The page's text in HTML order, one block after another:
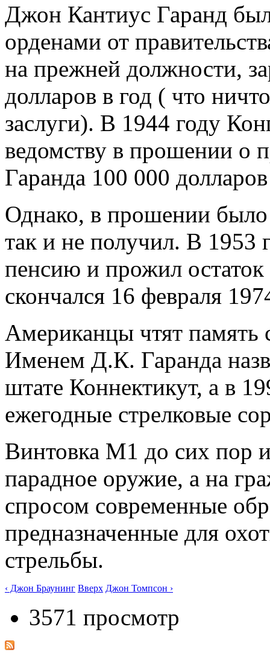
Джон Кантиус Гаранд
орденами от
на прежней должности,
долларов в год ( что
заслуги). В 1944 году
ведомству в прошении о
Гаранда 100 000
Однако, в прошении
так и не получил. В
пенсию и прожил
скончался 16 февраля
Американцы чтят память
Именем Д.К. Гаранда
штате Коннектикут, а в
ежегодные стрелковые
Винтовка М1 до сих пор
парадное оружие, а на
спросом современные
предназначенные для
стрельбы.
‹ Джон Браунинг Вверх Джон Томпсон ›
3571 просмотр